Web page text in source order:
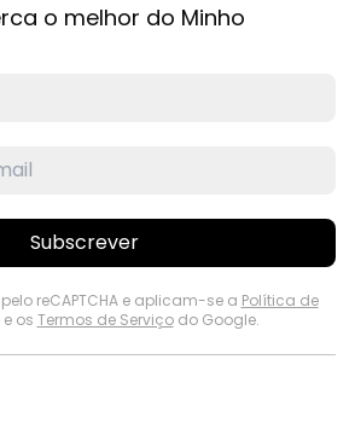
o melhor do Minho
Subscrever
reCAPTCHA e aplicam-se a Política de
e os Termos de Serviçodo Google.